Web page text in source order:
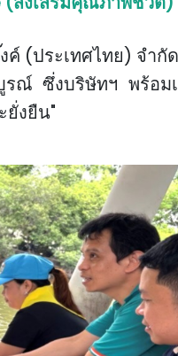
(ประเทศไทย) จำกั
รณ์ ซึ่งบริษัทฯ พร้อม
ยั่งยืน"